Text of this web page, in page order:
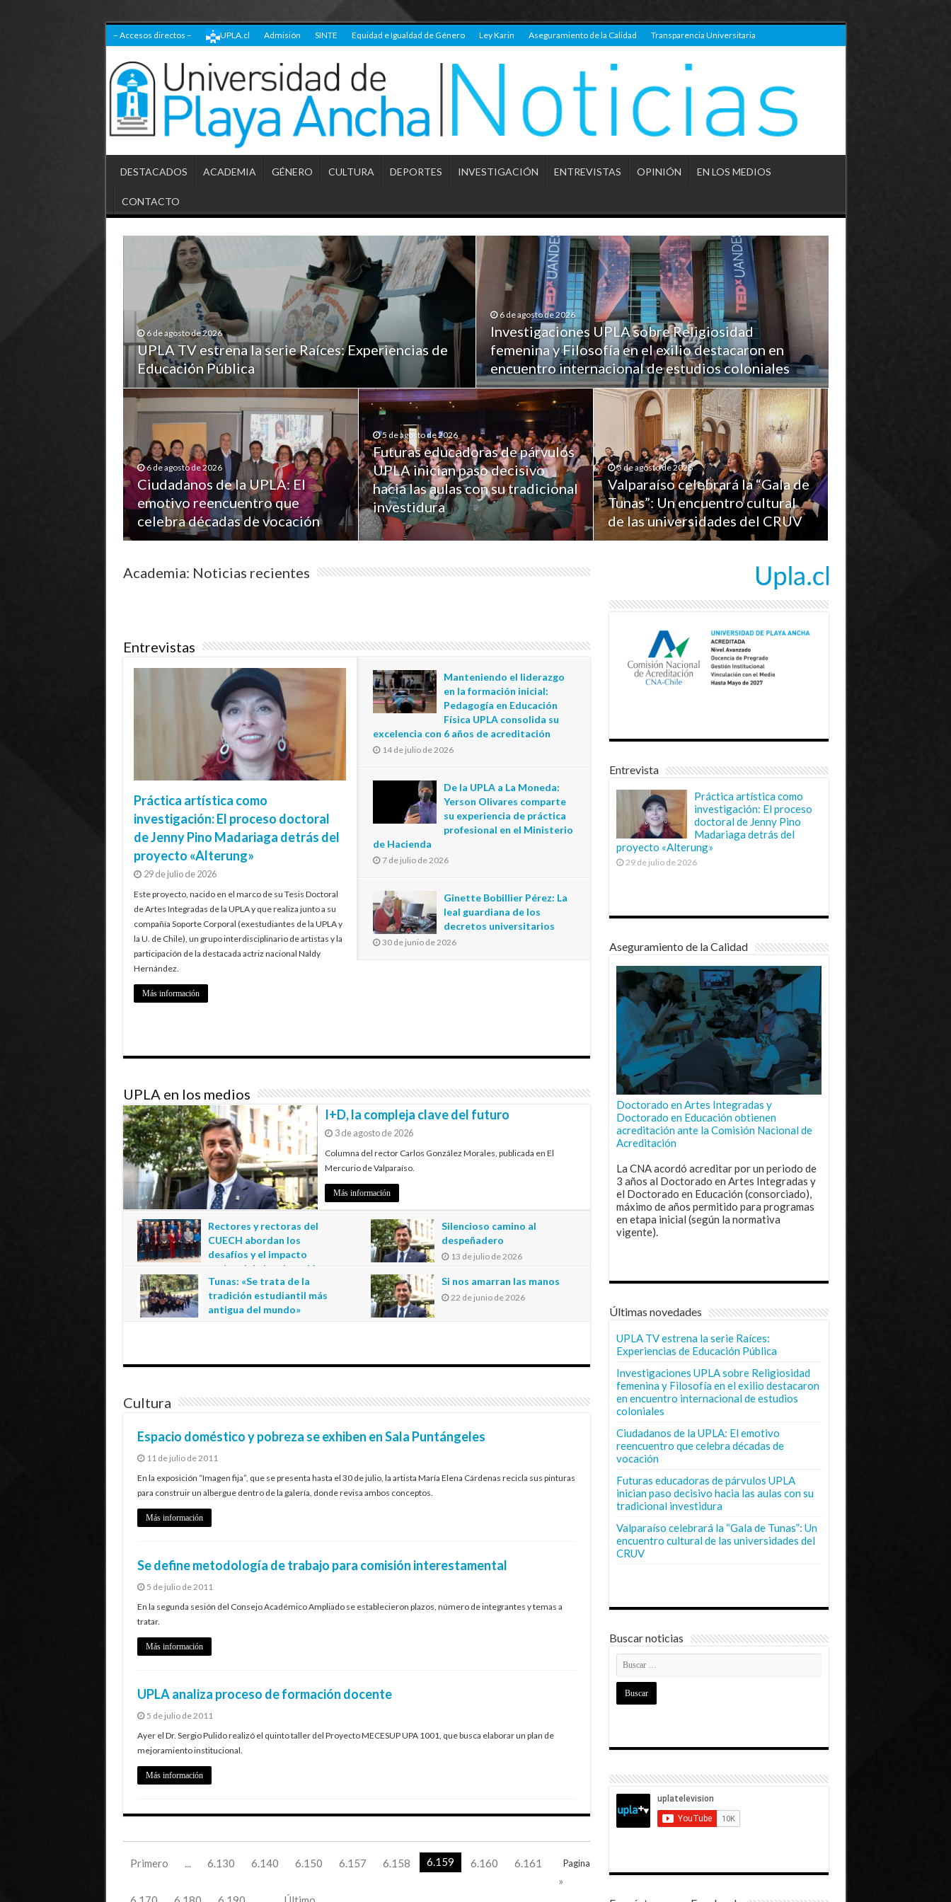
– Accesos directos – UPLA.cl Admisión SINTE Equidad e Igualdad de Género Ley Karin Aseguramiento de la Calidad Transparencia Universitaria
DESTACADOS ACADEMIA GÉNERO CULTURA DEPORTES INVESTIGACIÓN ENTREVISTAS OPINIÓN EN LOS MEDIOS
CONTACTO
6 de agosto de 2026
UPLA TV estrena la serie Raíces: Experiencias de
Educación Pública
6 de agosto de 2026
Investigaciones UPLA sobre Religiosidad
femenina y Filosofía en el exilio destacaron en
encuentro internacional de estudios coloniales
6 de agosto de 2026
Ciudadanos de la UPLA: El
emotivo reencuentro que
celebra décadas de vocación
5 de agosto de 2026
Futuras educadoras de párvulos
UPLA inician paso decisivo
hacia las aulas con su tradicional
investidura
5 de agosto de 2026
Valparaíso celebrará la “Gala de
Tunas”: Un encuentro cultural
de las universidades del CRUV
Academia: Noticias recientes
Entrevistas
Práctica artística como
investigación: El proceso doctoral
de Jenny Pino Madariaga detrás del
proyecto «Alterung»
29 de julio de 2026
Este proyecto, nacido en el marco de su Tesis Doctoral
de Artes Integradas de la UPLA y que realiza junto a su
compañía Soporte Corporal (exestudiantes de la UPLA y
la U. de Chile), un grupo interdisciplinario de artistas y la
participación de la destacada actriz nacional Naldy
Hernández.
Más información
Manteniendo el liderazgo
en la formación inicial:
Pedagogía en Educación
Física UPLA consolida su
excelencia con 6 años de acreditación
14 de julio de 2026
De la UPLA a La Moneda:
Yerson Olivares comparte
su experiencia de práctica
profesional en el Ministerio
de Hacienda
7 de julio de 2026
Ginette Bobillier Pérez: La
leal guardiana de los
decretos universitarios
30 de junio de 2026
UPLA en los medios
I+D, la compleja clave del futuro
3 de agosto de 2026
Columna del rector Carlos González Morales, publicada en El
Mercurio de Valparaíso.
Más información
Rectores y rectoras del
CUECH abordan los
desafíos y el impacto
regional de la educación
estatal en Tarapacá
20 de julio de 2026
Silencioso camino al
despeñadero
13 de julio de 2026
Tunas: «Se trata de la
tradición estudiantil más
antigua del mundo»
Si nos amarran las manos
22 de junio de 2026
Cultura
Espacio doméstico y pobreza se exhiben en Sala Puntángeles
11 de julio de 2011
En la exposición “Imagen fija”, que se presenta hasta el 30 de julio, la artista María Elena Cárdenas recicla sus pinturas
para construir un albergue dentro de la galería, donde revisa ambos conceptos.
Más información
Se define metodología de trabajo para comisión interestamental
5 de julio de 2011
En la segunda sesión del Consejo Académico Ampliado se establecieron plazos, número de integrantes y temas a
tratar.
Más información
UPLA analiza proceso de formación docente
5 de julio de 2011
Ayer el Dr. Sergio Pulido realizó el quinto taller del Proyecto MECESUP UPA 1001, que busca elaborar un plan de
mejoramiento institucional.
Más información
Pagina
Primero 6.130 6.140 6.150 6.157 6.158 6.159 6.160
6.161
»
Entrevista
Práctica artística como
investigación: El proceso
doctoral de Jenny Pino
Madariaga detrás del
proyecto «Alterung»
29 de julio de 2026
Aseguramiento de la Calidad
Doctorado en Artes Integradas y
Doctorado en Educación obtienen
acreditación ante la Comisión Nacional de
Acreditación
La CNA acordó acreditar por un periodo de
3 años al Doctorado en Artes Integradas y
el Doctorado en Educación (consorciado),
máximo de años permitido para programas
en etapa inicial (según la normativa
vigente).
Últimas novedades
UPLA TV estrena la serie Raíces:
Experiencias de Educación Pública
Investigaciones UPLA sobre Religiosidad
femenina y Filosofía en el exilio destacaron
en encuentro internacional de estudios
coloniales
Ciudadanos de la UPLA: El emotivo
reencuentro que celebra décadas de
vocación
Futuras educadoras de párvulos UPLA
inician paso decisivo hacia las aulas con su
tradicional investidura
Valparaíso celebrará la “Gala de Tunas”: Un
encuentro cultural de las universidades del
CRUV
Buscar noticias